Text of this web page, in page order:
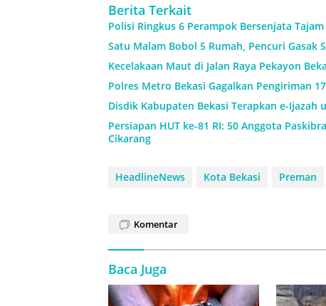
Berita Terkait
Polisi Ringkus 6 Perampok Bersenjata
Satu Malam Bobol 5 Rumah, Pencuri Gasak
Kecelakaan Maut di Jalan Raya Pekayon
Polres Metro Bekasi Gagalkan Pengiriman
Disdik Kabupaten Bekasi Terapkan e-Ijazah
Persiapan HUT ke-81 RI: 50 Anggota
Cikarang
HeadlineNews Kota Bekasi Preman
Komentar
Baca Juga